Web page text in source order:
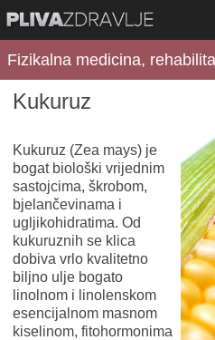
Fizikalna medicina,
Kukuruz
Kukuruz (Zea mays) je
bogat biološki vrijednim
sastojcima, škrobom,
bjelančevinama i
ugljikohidratima. Od
kukuruznih se klica
dobiva vrlo kvalitetno
biljno ulje bogato
linolnom i linolenskom
esencijalnom masnom
kiselinom, fitohormonima